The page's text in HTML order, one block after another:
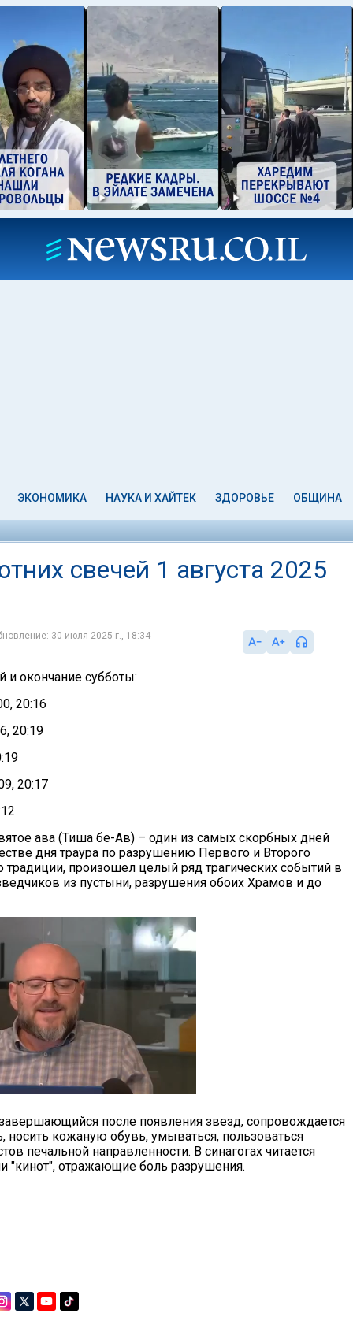
ЭКОНОМИКА НАУКА И ХАЙТЕК ЗДОРОВЬЕ ОБЩИНА
свечей 1 августа 2025
30 июля 2025 г., 18:34
и окончание субботы:
20:16
20:19
20:17
ава (Тиша бе-Ав) – один из самых скорбных дней
дня траура по разрушению Первого и Второго
традиции, произошел целый ряд трагических событий в
из пустыни, разрушения обоих Храмов и до
после появления звезд, сопровождается
носить кожаную обувь, умываться, пользоваться
печальной направленности. В синагогах читается
"кинот", отражающие боль разрушения.